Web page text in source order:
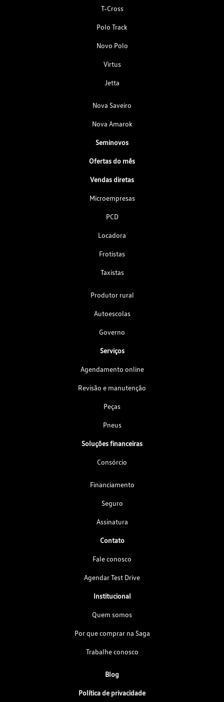
T-Cross
Polo Track
Novo Polo
Virtus
Jetta
Nova Saveiro
Nova Amarok
Seminovos
Ofertas do mês
Vendas diretas
Microempresas
PCD
Locadora
Frotistas
Taxistas
Produtor rural
Autoescolas
Governo
Serviços
Agendamento online
Revisão e manutenção
Peças
Pneus
Soluções financeiras
Consórcio
Financiamento
Seguro
Assinatura
Contato
Fale conosco
Agendar Test Drive
Institucional
Quem somos
Por que comprar na Saga
Trabalhe conosco
Blog
Política de privacidade